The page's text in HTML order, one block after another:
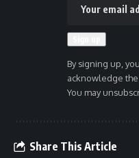
By signing up,
acknowledge
You may
Share This Article